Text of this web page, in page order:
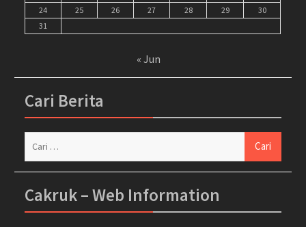
24
25 26 27 28 29
30
31
« Jun
Cari Berita
Cakruk – Web Information